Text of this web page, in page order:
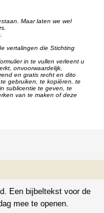
Maar laten we wel
vertalingen die Stichting
in te vullen verleent u
onvoorwaardelijk,
en gratis recht en dito
gebruiken, te kopiëren, te
sublicentie te geven, te
van te maken of deze
Een bijbeltekst voor de
mee te openen.